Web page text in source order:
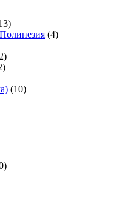
(4)
(10)